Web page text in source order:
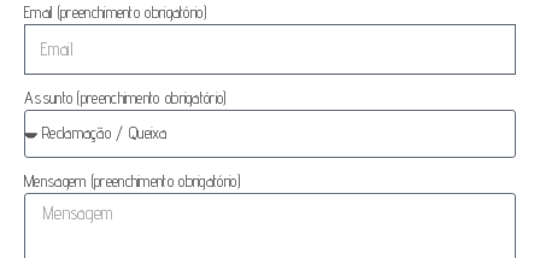
Email (preenchimento obrigatório)
Assunto (preenchimento obrigatório)
Mensagem (preenchimento obrigatório)